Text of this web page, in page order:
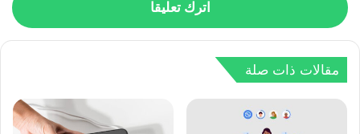
اترك تعليقا
مقالات ذات صلة